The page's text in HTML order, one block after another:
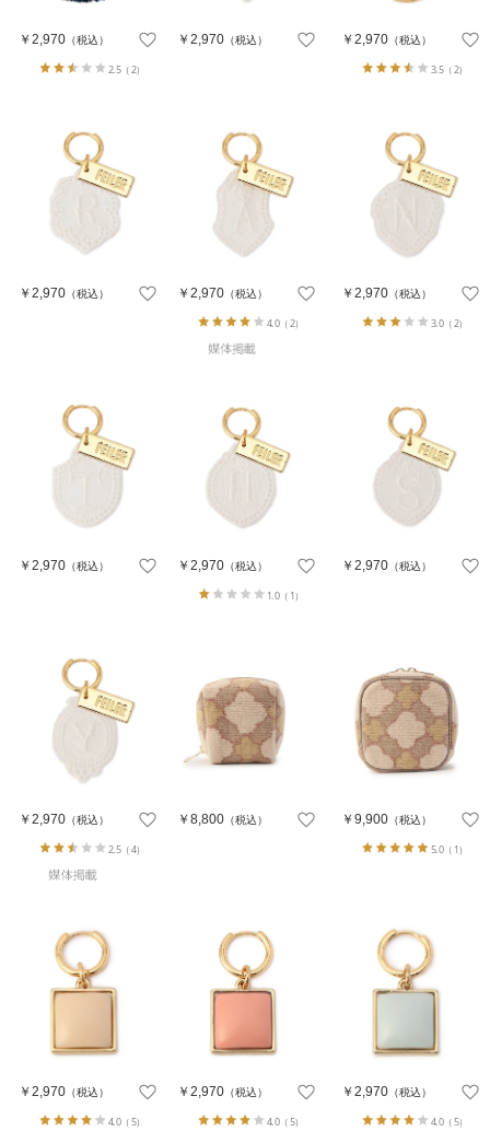
￥2,970（税込）
2.5（2）
￥2,970 （税込） ￥2,970（税込）
3.5（2）
￥2,970（税込） ￥2,970 （税込）
4.0（2）
￥2,970（税込）
3.0（2）
￥2,970（税込） ￥2,970 （税込）
1.0（1）
￥2,970（税込）
￥2,970（税込）
2.5（4）
￥8,800 （税込） ￥9,900（税込）
5.0（1）
￥2,970（税込）
4.0（5）
￥2,970 （税込）
4.0（5）
￥2,970（税込）
4.0（5）